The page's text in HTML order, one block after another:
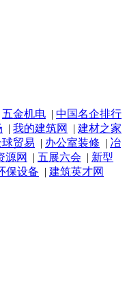
五金机电 | 中国名企排行
| 我的建筑网 | 建材之家
贸易 | 办公室装修 | 冶
源网 | 五展六会 | 新型
保设备 | 建筑英才网